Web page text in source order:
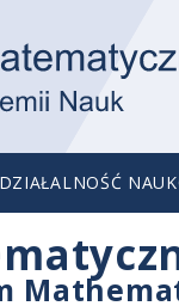
DZIAŁALNOŚĆ